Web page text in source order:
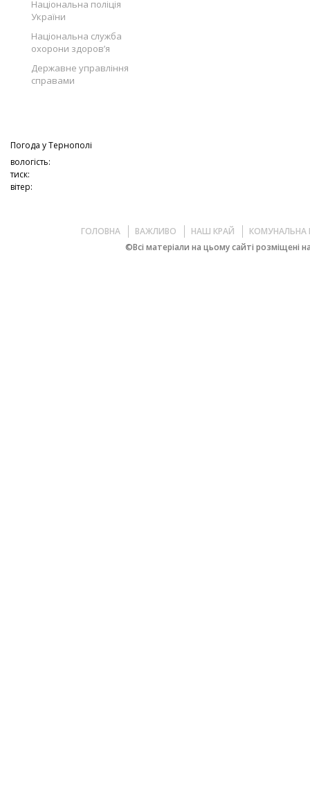
Національна поліція
України
Національна служба
охорони здоров’я
Державне управління
справами
Погода уТернополі
вологість:
тиск:
вітер:
ГОЛОВНА ВАЖЛИВО НАШ КРАЙ
КОМУНАЛЬНА
©Всі матеріали на цьому сайті розміщені